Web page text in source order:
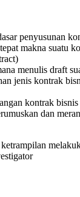
penyusunan
makna suatu
menulis draft
jenis kontrak
kontrak
dan
ketrampilan